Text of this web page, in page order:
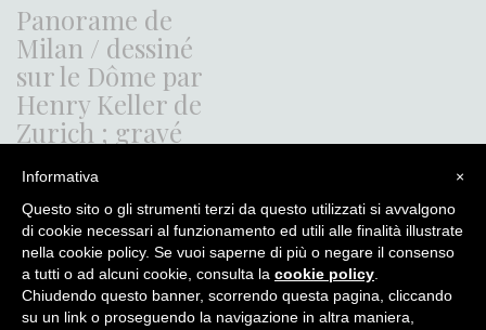
Panorame de
Milan / dessiné
sur le Dôme par
Henry Keller de
Zurich ; gravé
Zurich, publié par
Keller & Fussli
Itinera Alpina - di Angelo Recalcati - p.za Baiamonti, 3 - 20154 -
×
Informativa
Questo sito o gli strumenti terzi da questo utilizzati si avvalgono
di cookie necessari al funzionamento ed utili alle finalità illustrate
nella cookie policy. Se vuoi saperne di più o negare il consenso
a tutti o ad alcuni cookie, consulta la cookie policy
Chiudendo questo banner, scorrendo questa pagina, cliccando
su un link o proseguendo la navigazione in altra maniera,